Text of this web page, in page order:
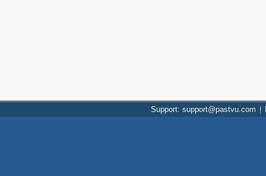
Support: support@pastvu.com